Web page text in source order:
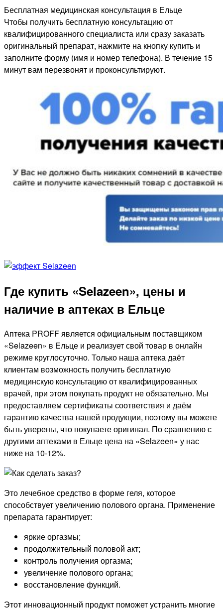
Бесплатная медицинская консультация в Ельце
Чтобы получить бесплатную консультацию от
квалифицированного специалиста или сразу заказать
оригинальный препарат, нажмите на кнопку купить и
заполните форму (имя и номер телефона). В течение 15
минут вам перезвонят и проконсультируют.
Где купить «Selazeen», цены и
наличие в аптеках в Ельце
Аптека PROFF является официальным поставщиком
«Selazeen» в Ельце и реализует свой товар в онлайн
режиме круглосуточно. Только наша аптека даёт
клиентам возможность получить бесплатную
медицинскую консультацию от квалифицированных
врачей, при этом покупать продукт не обязательно. Мы
предоставляем сертификаты соответствия и даём
гарантию качества нашей продукции, поэтому вы можете
быть уверены, что покупаете оригинал. По сравнению с
другими аптеками в Ельце цена на «Selazeen» у нас
ниже на 10-12%.
Это лечебное средство в форме геля, которое
способствует увеличению полового органа. Применение
препарата гарантирует:
яркие оргазмы;
продолжительный половой акт;
контроль получения оргазма;
увеличение полового органа;
восстановление функций.
Этот инновационный продукт поможет устранить многие